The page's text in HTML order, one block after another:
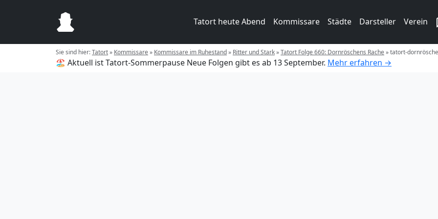
Tatort heute Abend Kommissare Städte Darsteller Verein
Sie sind hier:Tatort» Kommissare» Kommissare im Ruhestand» Ritter und Stark»Tatort Folge 660: Dornröschens Rache»tatort-
🏖️ Aktuell ist Tatort-Sommerpause Neue Folgen gibt es ab 13 September. Mehr erfahren →